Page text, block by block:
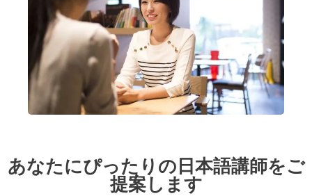
あなたにぴったりの日本語講師をご
提案します